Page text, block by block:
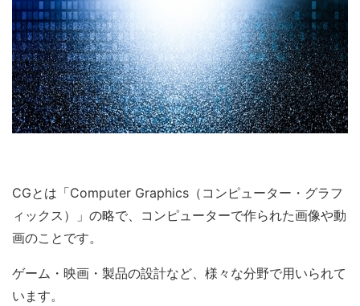
CGとは「Computer Graphics（コンピューター・グラフ
ィックス）」の略で、コンピューターで作られた画像や動
画のことです。
ゲーム・映画・製品の設計など、様々な分野で用いられて
います。